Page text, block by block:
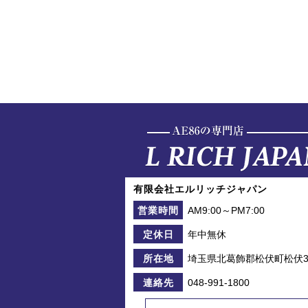
有限会社エルリッチジャパン
営業時間
AM9:00～PM7:00
定休日 年中無休
所在地 埼玉県北葛飾郡松伏町松伏
連絡先 048-991-1800